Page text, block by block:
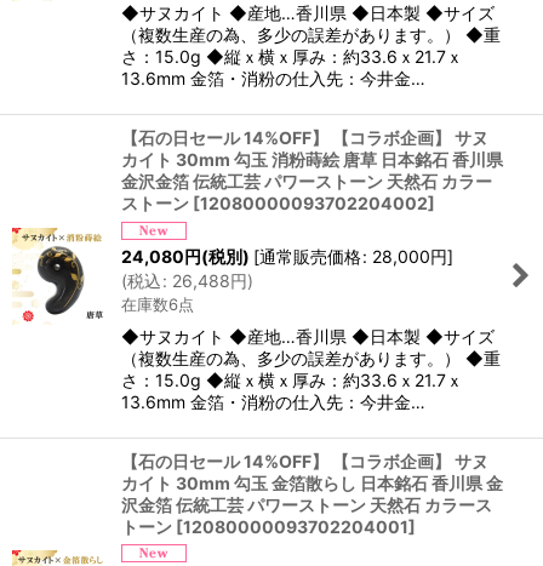
◆サヌカイト ◆産地…香川県 ◆日本製 ◆サイズ
（複数生産の為、多少の誤差があります。） ◆重
さ：15.0g ◆縦ｘ横ｘ厚み：約33.6ｘ21.7ｘ
13.6mm 金箔・消粉の仕入先：今井金…
【石の日セール 14%OFF】 【コラボ企画】 サヌ
カイト 30mm 勾玉 消粉蒔絵 唐草 日本銘石 香川県
金沢金箔 伝統工芸 パワーストーン 天然石 カラー
ストーン [12080000093702204002]
24,080円(税別) [通常販売価格: 28,000円]
(税込: 26,488円)
在庫数6点
◆サヌカイト ◆産地…香川県 ◆日本製 ◆サイズ
（複数生産の為、多少の誤差があります。） ◆重
さ：15.0g ◆縦ｘ横ｘ厚み：約33.6ｘ21.7ｘ
13.6mm 金箔・消粉の仕入先：今井金…
【石の日セール 14%OFF】 【コラボ企画】 サヌ
カイト 30mm 勾玉 金箔散らし 日本銘石 香川県 金
沢金箔 伝統工芸 パワーストーン 天然石 カラース
トーン [12080000093702204001]